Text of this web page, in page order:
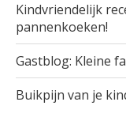
Kindvriendelijk
pannenkoeken!
Gastblog: Kleine
Buikpijn van je